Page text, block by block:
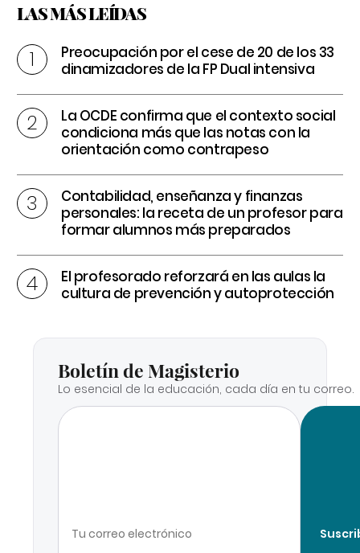
LAS MÁS LEÍDAS
Preocupación por el cese de 20 de los 33
dinamizadores de la FP Dual intensiva
La OCDE confirma que el contexto social
condiciona más que las notas con la
orientación como contrapeso
Contabilidad, enseñanza y finanzas
personales: la receta de un profesor para
formar alumnos más preparados
El profesorado reforzará en las aulas la
cultura de prevención y autoprotección
Boletín de Magisterio
Lo esencial de la educación, cada día en tu correo.